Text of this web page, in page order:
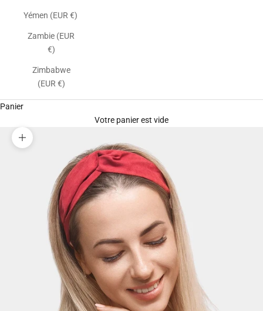
Yémen (EUR €)
Zambie (EUR
€)
Zimbabwe
(EUR €)
Panier
Votre panier est vide
Zoomer sur l'image